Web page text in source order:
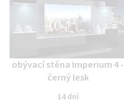
Průměrné
hodnocení
produktu
obývací stěna Imperium 4 -
černý lesk
14 dní